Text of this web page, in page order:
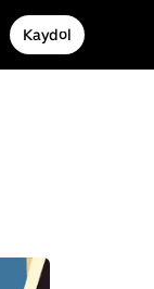
Kaydol